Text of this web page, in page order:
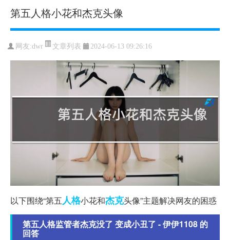
第五人格小花和杰克头像
网友:dwr 文章列表 2024-06-13 09:26:16
以下围绕“第五人格小花和杰克头像”主题解决网友的困惑
第五人格监管者杰克没了 变成小丑了 - 伊伊1108 的
回答